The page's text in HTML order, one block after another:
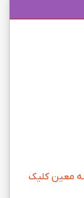
معین کلیک